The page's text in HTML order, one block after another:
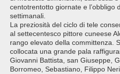
centotrentotto giornate e l’obbligo
settimanali.
La preziosità del ciclo di tele
al settecentesco pittore cuneese
rango elevato della committenza.
collocata una grande pala
Giovanni Battista, san Giuseppe,
Borromeo, Sebastiano, Filippo